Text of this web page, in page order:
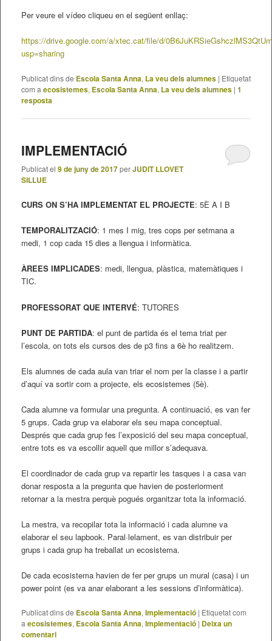
Per veure el vídeo cliqueu en el següent enllaç:
https://drive.google.com/a/xtec.cat/file/d/
usp=sharing
Publicat dins de Escola Santa Anna, La veu dels alumnes | Etiquetat
com a ecosistemes, Escola Santa Anna, La veu dels alumnes | 1
resposta
IMPLEMENTACIÓ
Publicat el 9 de juny de 2017perJUDIT LLOVET
SILLUE
CURS ON S’HA IMPLEMENTAT EL PROJECTE: 5È A I B
TEMPORALITZACIÓ: 1 mes I mig, tres cops per setmana a
medi, 1 cop cada 15 dies a llengua i informàtica.
ÀREES IMPLICADES: medi, llengua, plàstica, matemàtiques i
TIC.
PROFESSORAT QUE INTERVÉ: TUTORES
PUNT DE PARTIDA: el punt de partida és el tema triat per
l’escola, on tots els cursos des de p3 fins a 6è ho realitzem.
Els alumnes de cada aula van triar el nom per la classe i a partir
d’aquí va sortir com a projecte, els ecosistemes (5è).
Cada alumne va formular una pregunta. A continuació, es van fer
5 grups. Cada grup va elaborar els seu mapa conceptual.
Després que cada grup fes l’exposició del seu mapa conceptual,
entre tots es va escollir aquell que millor s’adequava.
El coordinador de cada grup va repartir les tasques i a casa van
donar resposta a la pregunta que havien de posteriorment
retornar a la mestra perquè pogués organitzar tota la informació.
La mestra, va recopilar tota la informació i cada alumne va
elaborar el seu lapbook. Paral·lelament, es van distribuir per
grups i cada grup ha treballat un ecosistema.
De cada ecosistema havien de fer per grups un mural (casa) i un
power point (es va anar elaborant a les sessions d’informàtica).
Publicat dins de Escola Santa Anna,Implementació | Etiquetat com
aecosistemes, Escola Santa Anna,Implementació | Deixa un
comentari